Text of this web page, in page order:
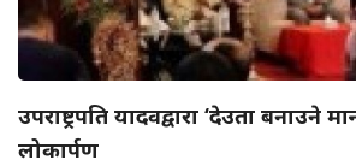
उपराष्ट्रपति यादवद्वारा ‘देउता बनाउने
लोकार्पण